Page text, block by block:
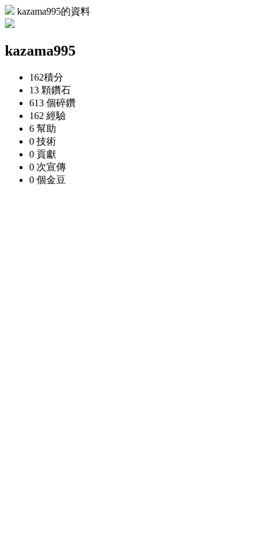
kazama995的資料
kazama995
162積分
13 顆鑽石
613 個碎鑽
162 經驗
6 幫助
0 技術
0 貢獻
0 次宣傳
0 個金豆